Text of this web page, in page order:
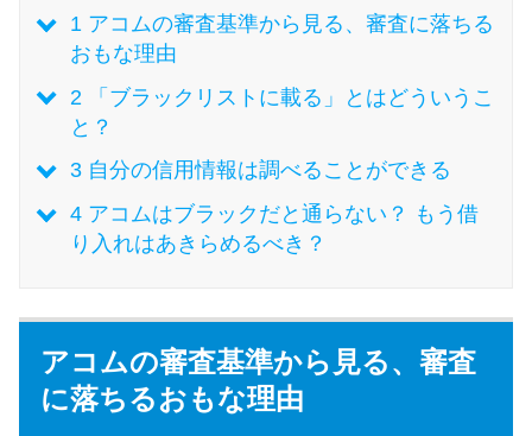
得した話
最速！最短40分で借りられるカ
特集ページ一覧
銀行カードローンを選ぶべき4つ
の理由
1 アコムの審査基準から見る、審査に落ちる
おもな理由
2 「ブラックリストに載る」とはどういうこ
と？
3自分の信用情報は調べることができる
4アコムはブラックだと通らない？ もう借
り入れはあきらめるべき？
アコムの審査基準から見る、審査
に落ちるおもな理由